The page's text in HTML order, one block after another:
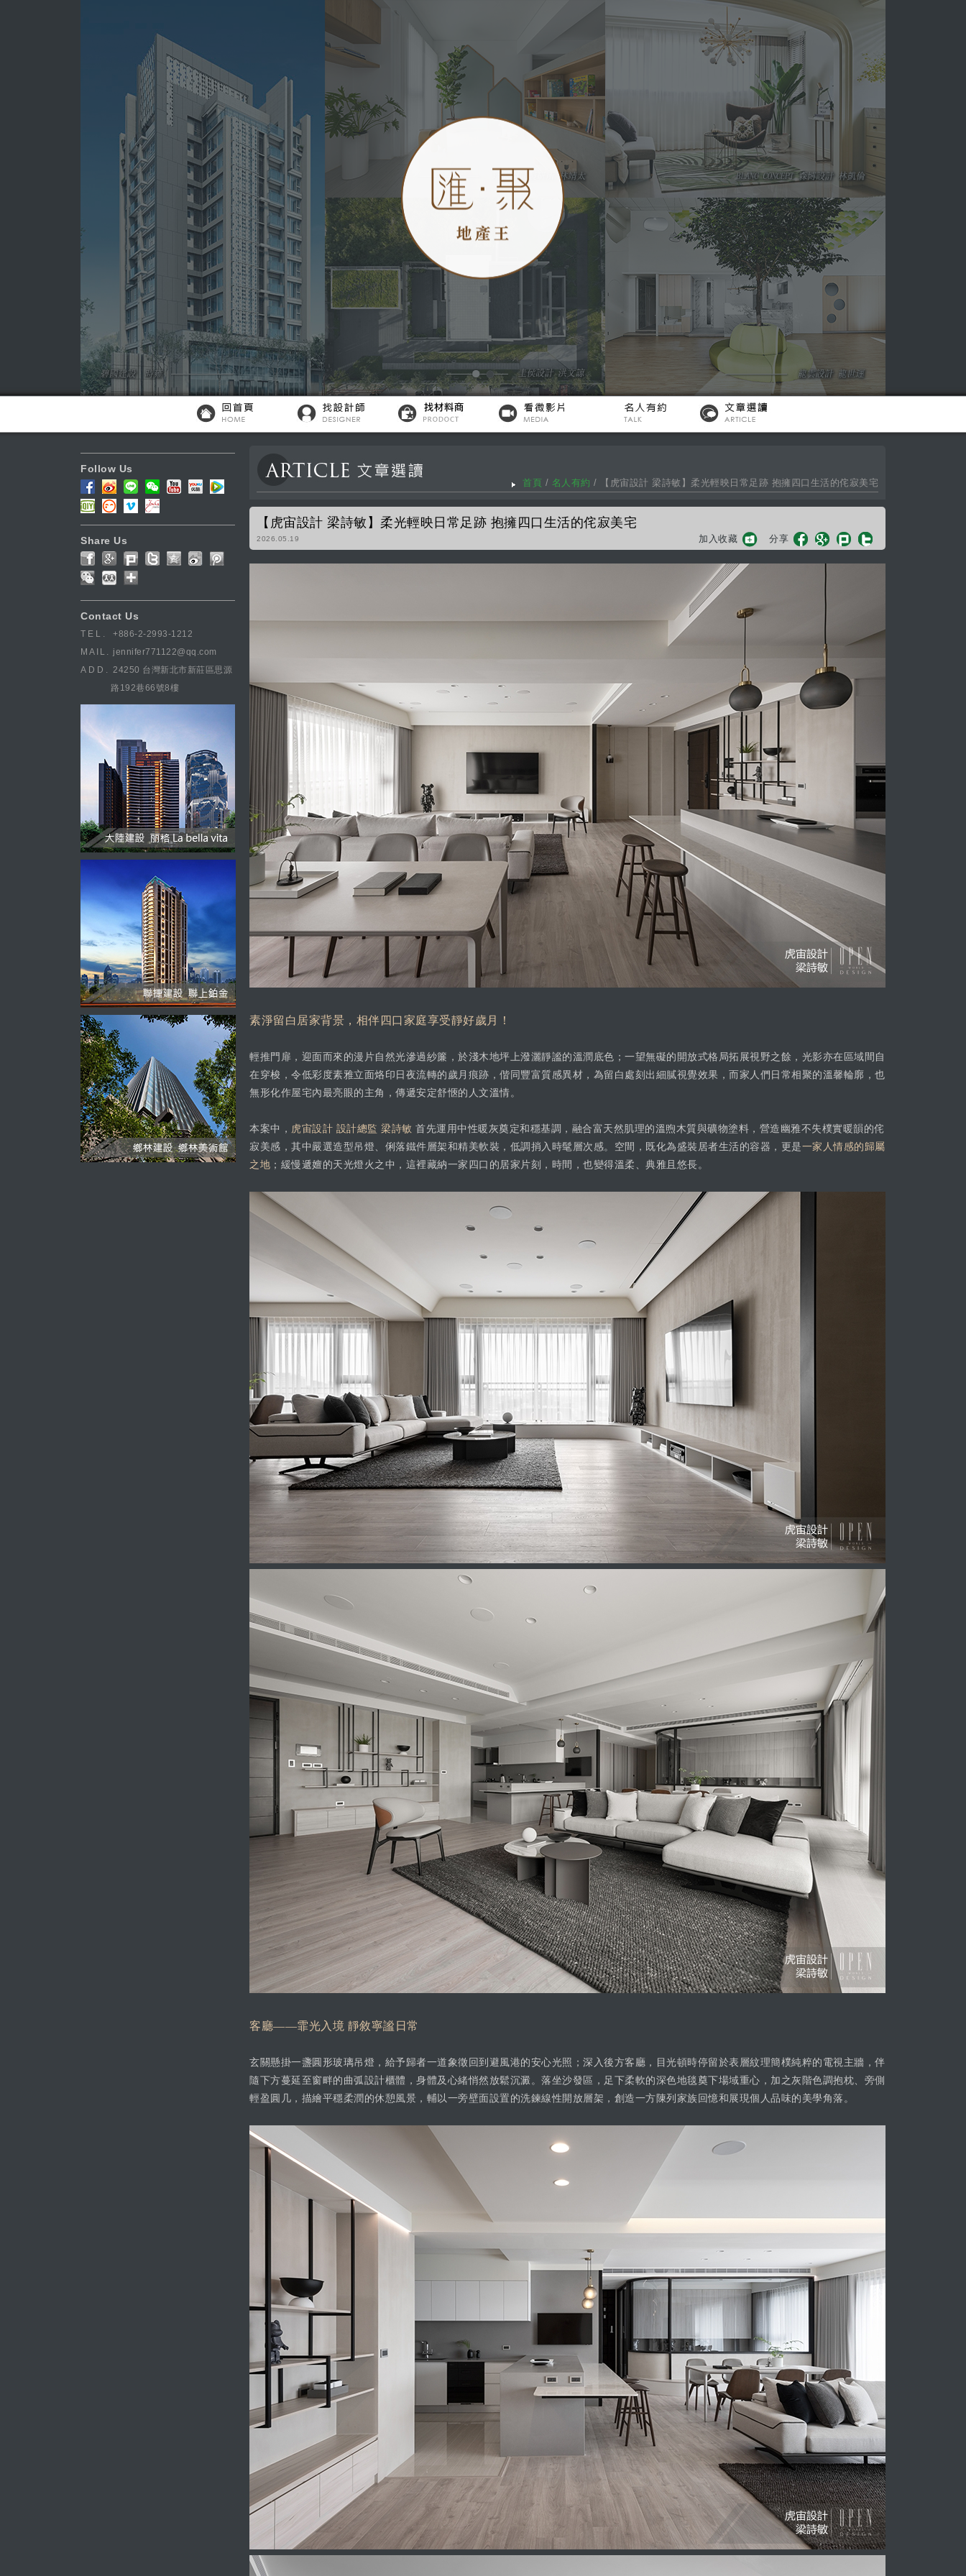
Follow Us
Share Us
Contact Us
TEL.
+886-2-2993-1212
MAIL. jennifer771122@qq.com
ADD. 24250 台灣新北市新莊區思源
路192巷66號8樓
首頁 / 名人有約 / 【虎宙設計 梁詩敏】柔光輕映日常足跡 抱擁四口生活的侘寂美宅
【虎宙設計 梁詩敏】柔光輕映日常足跡 抱擁四口生活的侘寂美宅
2026.05.19 加入收藏 分享
素淨留白居家背景，相伴四口家庭享受靜好歲月！
輕推門扉，迎面而來的漫片自然光滲過紗簾，於淺木地坪上潑灑靜謐的溫潤底色；一望無礙的開放式格局拓展視野之餘，光影亦在區域間自
在穿梭，令低彩度素雅立面烙印日夜流轉的歲月痕跡，偕同豐富質感異材，為留白處刻出細膩視覺效果，而家人們日常相聚的溫馨輪廓，也
無形化作屋宅內最亮眼的主角，傳遞安定舒愜的人文溫情。
本案中， 虎宙設計 設計總監 梁詩敏 首先運用中性暖灰奠定和穩基調，融合富天然肌理的溫煦木質與礦物塗料，營造幽雅不失樸實暖韻的侘
寂美感，其中嚴選造型吊燈、俐落鐵件層架和精美軟裝，低調捎入時髦層次感。空間，既化為盛裝居者生活的容器，更是一家人情感的歸屬
之地 ；緩慢遞嬗的天光燈火之中，這裡藏納一家四口的居家片刻，時間，也變得溫柔、典雅且悠長。
客廳——霏光入境 靜敘寧謐日常
玄關懸掛一盞圓形玻璃吊燈，給予歸者一道象徵回到避風港的安心光照；深入後方客廳，目光頓時停留於表層紋理簡樸純粹的電視主牆，伴
隨下方蔓延至窗畔的曲弧設計櫃體，身體及心緒悄然放鬆沉澱。落坐沙發區，足下柔軟的深色地毯奠下場域重心，加之灰階色調抱枕、旁側
輕盈圓几，描繪平穩柔潤的休憩風景，輔以一旁壁面設置的洗鍊線性開放層架，創造一方陳列家族回憶和展現個人品味的美學角落。